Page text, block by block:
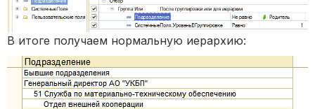
В итоге получаем нормальную иерархию: